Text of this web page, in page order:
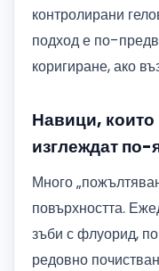
контролирани
подход е по-
коригиране, ако
Навици, които
изглеждат по-
Много
повърхността.
зъби с флуорид,
редовно